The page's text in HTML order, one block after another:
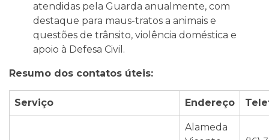
atendidas pela Guarda anualmente, com
destaque para maus-tratos a animais e
questões de trânsito, violência doméstica e
apoio à Defesa Civil.
Resumo dos contatos úteis:
Serviço Endereço
Alameda